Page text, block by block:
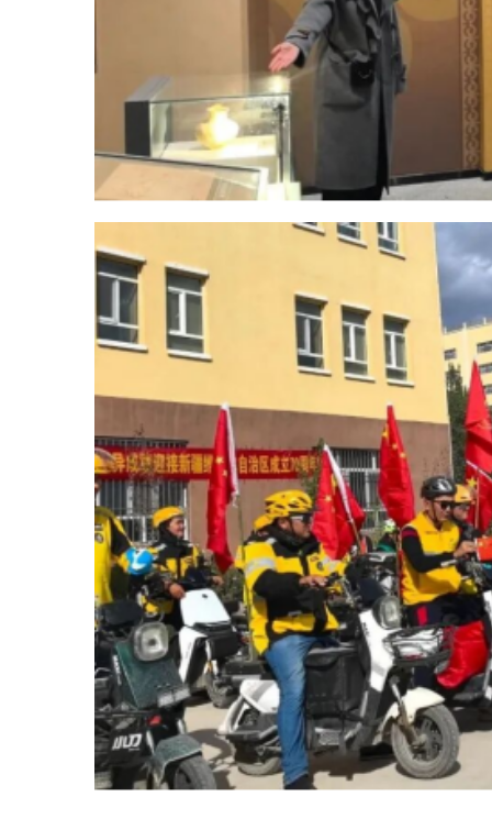
活动尾声，相关单位为外卖配
送车辆装饰国旗，强化节日氛围与
家国情怀，并组织代表参观乌恰县
文博馆。通过了解乌恰历史变迁、
民俗文化与人文风貌，大家接受
一次深刻的爱国主义和民族团结教
育，进一步增强了对城市的认同感
和归属感。
乌恰县巴乐外卖平台网约配送
员吾尔玛提别克·苏然其说：“作为
一名网约配送员，每天穿梭在大街
小巷，看着路越来越宽，楼越来越
高，各族群众的日子越来越红火，
打心底里高兴。我们靠自己的双手
挣钱，心里踏实！祝福新疆越来越